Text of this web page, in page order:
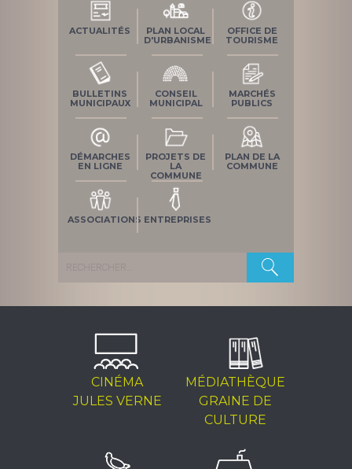
ACTUALITÉS
PLAN LOCAL
D'URBANISME
OFFICE DE
TOURISME
BULLETINS
MUNICIPAUX
CONSEIL
MUNICIPAL
MARCHÉS
PUBLICS
DÉMARCHES
EN LIGNE
PROJETS DE
LA
COMMUNE
PLAN DE LA
COMMUNE
ASSOCIATIONS ENTREPRISES
Rechercher :
CINÉMA
JULES VERNE
MÉDIATHÈQUE
GRAINE DE
CULTURE